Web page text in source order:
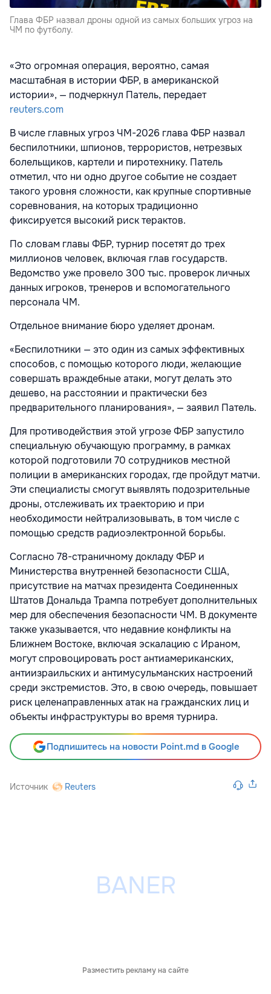
Глава ФБР назвал дроны одной из самых больших угроз на
ЧМ по футболу.
«Это огромная операция, вероятно, самая
масштабная в истории ФБР, в американской
истории», — подчеркнул Патель, передает
reuters.com
В числе главных угроз ЧМ-2026 глава ФБР назвал
беспилотники, шпионов, террористов, нетрезвых
болельщиков, картели и пиротехнику. Патель
отметил, что ни одно другое событие не создает
такого уровня сложности, как крупные спортивные
соревнования, на которых традиционно
фиксируется высокий риск терактов.
По словам главы ФБР, турнир посетят до трех
миллионов человек, включая глав государств.
Ведомство уже провело 300 тыс. проверок личных
данных игроков, тренеров и вспомогательного
персонала ЧМ.
Отдельное внимание бюро уделяет дронам.
«Беспилотники — это один из самых эффективных
способов, с помощью которого люди, желающие
совершать враждебные атаки, могут делать это
дешево, на расстоянии и практически без
предварительного планирования», — заявил Патель.
Для противодействия этой угрозе ФБР запустило
специальную обучающую программу, в рамках
которой подготовили 70 сотрудников местной
полиции в американских городах, где пройдут матчи.
Эти специалисты смогут выявлять подозрительные
дроны, отслеживать их траекторию и при
необходимости нейтрализовывать, в том числе с
помощью средств радиоэлектронной борьбы.
Согласно 78-страничному докладу ФБР и
Министерства внутренней безопасности США,
присутствие на матчах президента Соединенных
Штатов Дональда Трампа потребует дополнительных
мер для обеспечения безопасности ЧМ. В документе
также указывается, что недавние конфликты на
Ближнем Востоке, включая эскалацию с Ираном,
могут спровоцировать рост антиамериканских,
антиизраильских и антимусульманских настроений
среди экстремистов. Это, в свою очередь, повышает
риск целенаправленных атак на гражданских лиц и
объекты инфраструктуры во время турнира.
Подпишитесь на новости Point.md в Google
Источник Reuters
Разместить рекламу на сайте